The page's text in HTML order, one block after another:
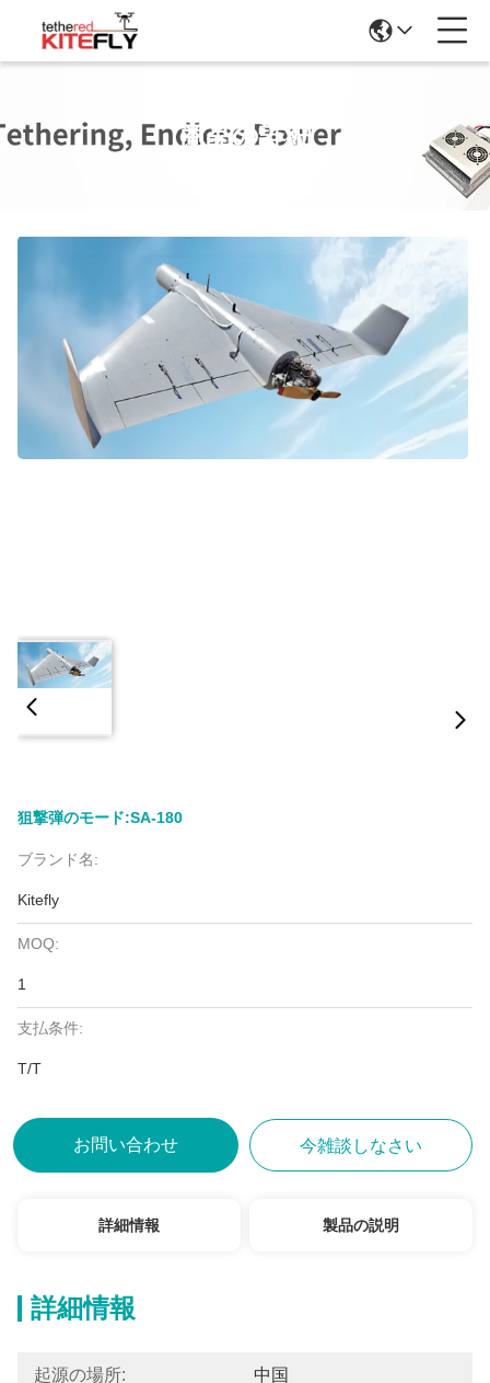
商品の詳細
狙撃弾のモード:SA-180
ブランド名:
Kitefly
MOQ:
1
支払条件:
T/T
お問い合わせ 今雑談しなさい
詳細情報 製品の説明
詳細情報
起源の場所: 中国